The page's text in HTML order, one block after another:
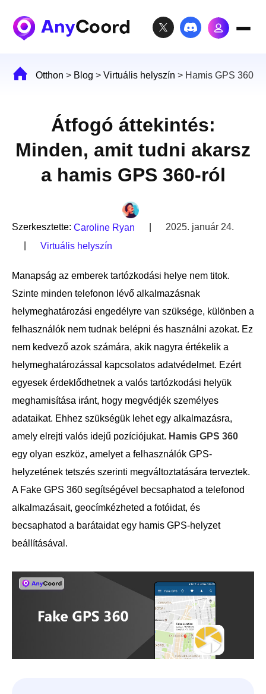
Otthon > Blog > Virtuális helyszín > Hamis GPS 360
Átfogó áttekintés:
Minden, amit tudni akarsz
a hamis GPS 360-ról
Szerkesztette: Caroline Ryan
2025. január 24.
Virtuális helyszín
Manapság az emberek tartózkodási helye nem titok.
Szinte minden telefonon lévő alkalmazásnak
helymeghatározási engedélyre van szüksége, különben a
felhasználók nem tudnak belépni és használni azokat. Ez
nem kedvező azok számára, akik nagyra értékelik a
helymeghatározással kapcsolatos adatvédelmet. Ezért
egyesek érdeklődhetnek a valós tartózkodási helyük
meghamisítása iránt, hogy megvédjék személyes
adataikat. Ehhez szükségük lehet egy alkalmazásra,
amely elrejti valós idejű pozíciójukat. Hamis GPS 360
egy olyan eszköz, amelyet a felhasználók GPS-
helyzetének tetszés szerinti megváltoztatására terveztek.
A Fake GPS 360 segítségével becsaphatod a telefonod
alkalmazásait, geocímkézheted a fotóidat, és
becsaphatod a barátaidat egy hamis GPS-helyzet
beállításával.